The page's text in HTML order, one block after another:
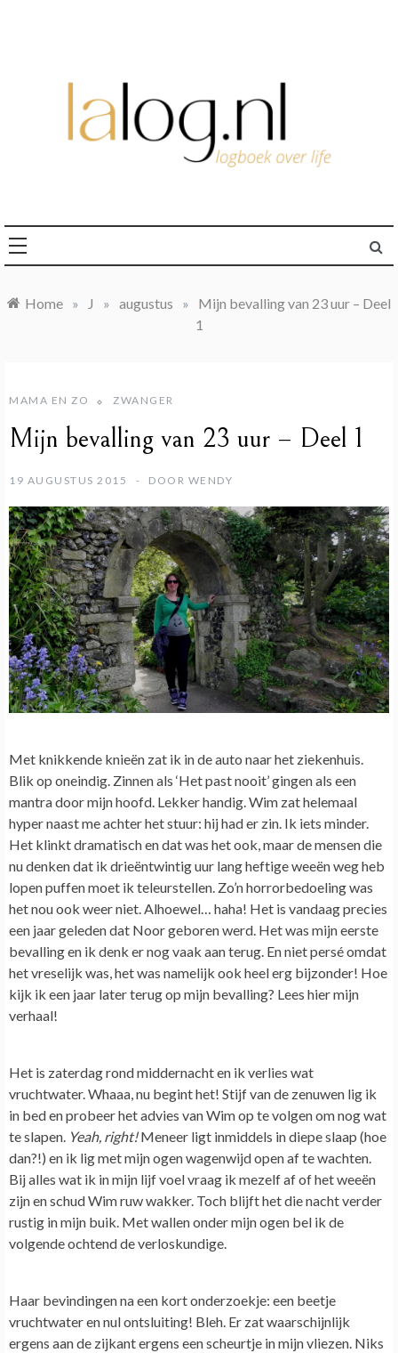
Home » J » augustus »
Mijn bevalling van 23 uur – Deel
1
MAMA EN ZO ZWANGER
Mijn bevalling van 23 uur – Deel 1
19 AUGUSTUS 2015 DOOR WENDY
Met knikkende knieën zat ik in de auto naar het ziekenhuis.
Blik op oneindig. Zinnen als ‘Het past nooit’ gingen als een
mantra door mijn hoofd. Lekker handig.Wim zat helemaal
hyper naast me achter het stuur: hij had er zin. Ik iets minder.
Het klinkt dramatisch en dat was het ook, maar de mensen die
nu denken dat ik drieëntwintig uur lang heftige weeën weg heb
lopen puffen moet ik teleurstellen. Zo’n horrorbedoeling was
het nou ook weer niet. Alhoewel… haha! Het is vandaag precies
een jaar geleden dat Noor geboren werd. Het was mijn eerste
bevalling en ik denk er nog vaak aan terug. En niet persé omdat
het vreselijk was, het was namelijk ook heel erg bijzonder! Hoe
kijk ik een jaar later terug op mijn bevalling? Lees hier mijn
verhaal!
Het is zaterdag rond middernacht en ik verlies wat
vruchtwater. Whaaa, nu begint het! Stijf van de zenuwen lig ik
in bed en probeer het advies van Wim op te volgen om nog wat
te slapen. Yeah, right!Meneer ligt inmiddels in diepe slaap (hoe
dan?!) en ik lig met mijn ogen wagenwijd open af te wachten.
Bij alles wat ik in mijn lijf voel vraag ik mezelf af of het weeën
zijn en schud Wim ruw wakker. Toch blijft het die nacht verder
rustig in mijn buik. Met wallen onder mijn ogen bel ik de
volgende ochtend de verloskundige.
Haar bevindingen na een kort onderzoekje: een beetje
vruchtwater en nul ontsluiting! Bleh. Er zat waarschijnlijk
ergens aan de zijkant ergens een scheurtje in mijn vliezen. Niks